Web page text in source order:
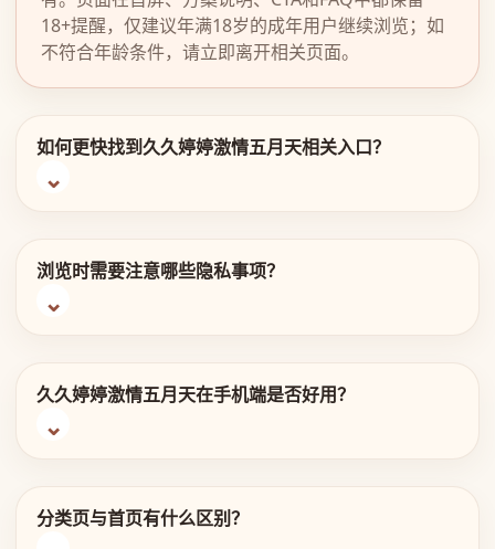
18+提醒，仅建议年满18岁的成年用户继续浏览；如
不符合年龄条件，请立即离开相关页面。
如何更快找到久久婷婷激情五月天相关入口？
浏览时需要注意哪些隐私事项？
久久婷婷激情五月天在手机端是否好用？
分类页与首页有什么区别？